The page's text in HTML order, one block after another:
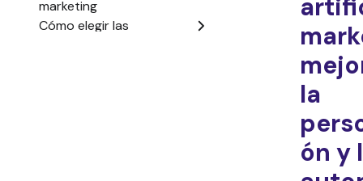
marketing
Cómo elegir las
la
ón y